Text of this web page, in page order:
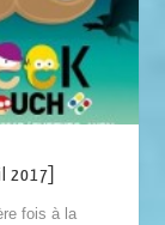
2017]
fois à la